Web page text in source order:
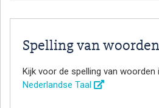
Spelling van woorden
Kijk voor de spelling van woorden
Nederlandse Taal